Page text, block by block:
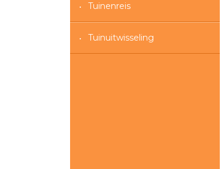
Tuinenreis
Tuinuitwisseling